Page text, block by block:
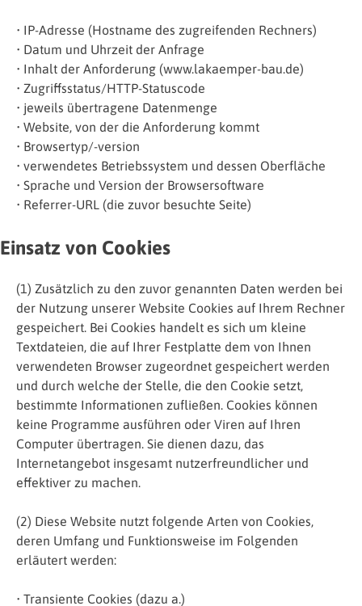
• IP-Adresse (Hostname des zugreifenden Rechners)
• Datum und Uhrzeit der Anfrage
• Inhalt der Anforderung (www.lakaemper-bau.de)
• Zugriffsstatus/HTTP-Statuscode
• jeweils übertragene Datenmenge
• Website, von der die Anforderung kommt
• Browsertyp/-version
• verwendetes Betriebssystem und dessen Oberfläche
• Sprache und Version der Browsersoftware
• Referrer-URL (die zuvor besuchte Seite)
Einsatz von Cookies
(1) Zusätzlich zu den zuvor genannten Daten werden bei
der Nutzung unserer Website Cookies auf Ihrem Rechner
gespeichert. Bei Cookies handelt es sich um kleine
Textdateien, die auf Ihrer Festplatte dem von Ihnen
verwendeten Browser zugeordnet gespeichert werden
und durch welche der Stelle, die den Cookie setzt,
bestimmte Informationen zufließen. Cookies können
keine Programme ausführen oder Viren auf Ihren
Computer übertragen. Sie dienen dazu, das
Internetangebot insgesamt nutzerfreundlicher und
effektiver zu machen.
(2) Diese Website nutzt folgende Arten von Cookies,
deren Umfang und Funktionsweise im Folgenden
erläutert werden:
• Transiente Cookies (dazu a.)